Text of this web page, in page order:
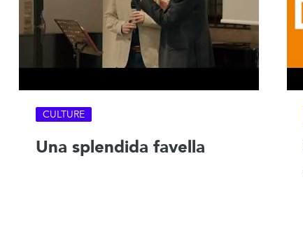
CULTURE
Una splendida favella